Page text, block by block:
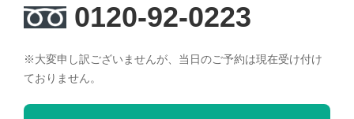
0120-92-0223
※大変申し訳ございませんが、当日のご予約は現在受け付け
ておりません。